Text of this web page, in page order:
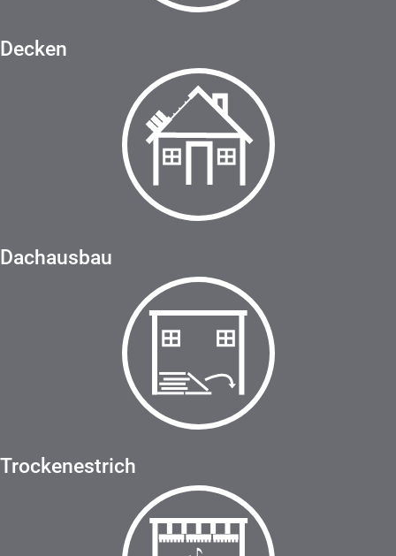
Decken
Dachausbau
Trockenestrich